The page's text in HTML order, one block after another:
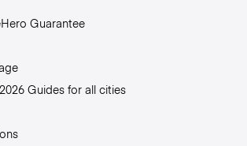
Guarantee
Guides for all cities